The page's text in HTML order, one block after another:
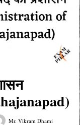
Mr. Vikram Dhami